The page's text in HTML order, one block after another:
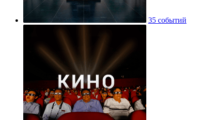
35 событий